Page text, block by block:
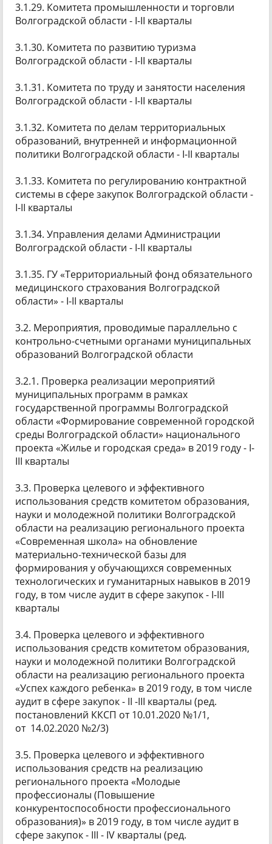
3.1.29. Комитета промышленности и торговли
Волгоградской области - I-II кварталы
3.1.30. Комитета по развитию туризма
Волгоградской области - I-II кварталы
3.1.31. Комитета по труду и занятости населения
Волгоградской области - I-II кварталы
3.1.32. Комитета по делам территориальных
образований, внутренней и информационной
политики Волгоградской области - I-II кварталы
3.1.33. Комитета по регулированию контрактной
системы в сфере закупок Волгоградской области -
I-II кварталы
3.1.34. Управления делами Администрации
Волгоградской области - I-II кварталы
3.1.35. ГУ «Территориальный фонд обязательного
медицинского страхования Волгоградской
области» - I-II кварталы
3.2. Мероприятия, проводимые параллельно с
контрольно-счетными органами муниципальных
образований Волгоградской области
3.2.1. Проверка реализации мероприятий
муниципальных программ в рамках
государственной программы Волгоградской
области «Формирование современной городской
среды Волгоградской области» национального
проекта «Жилье и городская среда» в 2019 году - I-
III кварталы
3.3. Проверка целевого и эффективного
использования средств комитетом образования,
науки и молодежной политики Волгоградской
области на реализацию регионального проекта
«Современная школа» на обновление
материально-технической базы для
формирования у обучающихся современных
технологических и гуманитарных навыков в 2019
году, в том числе аудит в сфере закупок - I-III
кварталы
3.4. Проверка целевого и эффективного
использования средств комитетом образования,
науки и молодежной политики Волгоградской
области на реализацию регионального проекта
«Успех каждого ребенка» в 2019 году, в том числе
аудит в сфере закупок - II -III кварталы (ред.
постановлений ККСП от 10.01.2020 №1/1,
от 14.02.2020 №2/3)
3.5. Проверка целевого и эффективного
использования средств на реализацию
регионального проекта «Молодые
профессионалы (Повышение
конкурентоспособности профессионального
образования)» в 2019 году, в том числе аудит в
сфере закупок - III - IV кварталы (ред.